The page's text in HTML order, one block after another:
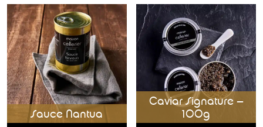
Sauce Nantua
Caviar Signature –
100g